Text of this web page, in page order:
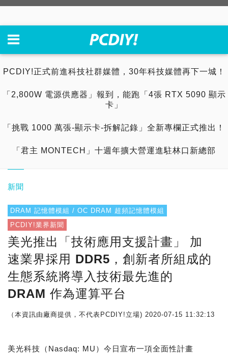
PCDIY!正式前進科技社群媒體，30年科技媒體再下一城！
「2,800W 電源供應器」報到，能跑「4張 RTX 5090 顯示
卡」
「挑戰 1000 萬張-顯示卡-拆解記錄」全新專欄正式推出！
「君主 MONTECH」十週年擴大營運進駐林口新總部
新聞
DRAM 記憶體模組 / OC DRAM 超頻記憶體模組
PCDIY!業界新聞
美光推出「技術應用支援計畫」 加
速業界採用 DDR5，創新者所組成的
生態系統將導入技術最先進的
DRAM 作為運算平台
（本資訊由廠商提供，不代表PCDIY!立場) 2020-07-15 11:32:13
美光科技（Nasdaq: MU）今日宣布一項全面性計畫